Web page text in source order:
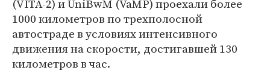
(VITA-2) и UniBwM (VaMP) проехали более
1000 километров по трехполосной
автостраде в условиях интенсивного
движения на скорости, достигавшей 130
километров в час.